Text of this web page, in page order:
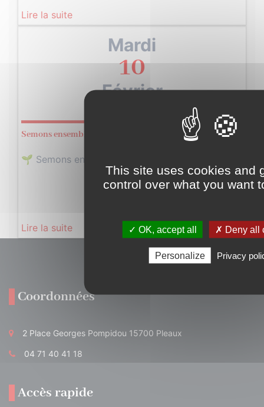
Lire la suite
Mardi
10
Février
Semons ensemble un jardin vivant !
🌱 Semons ensemble un jardin vivant !…
Lire la suite
Coordonnées
2 Place Georges Pompidou 15700 Pleaux
04 71 40 41 18
Accès rapide
This site uses cookies and
control over what you want
✓ OK, accept all ✗ Deny all
Personalize Privacy